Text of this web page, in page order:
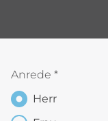
Anrede *
Herr